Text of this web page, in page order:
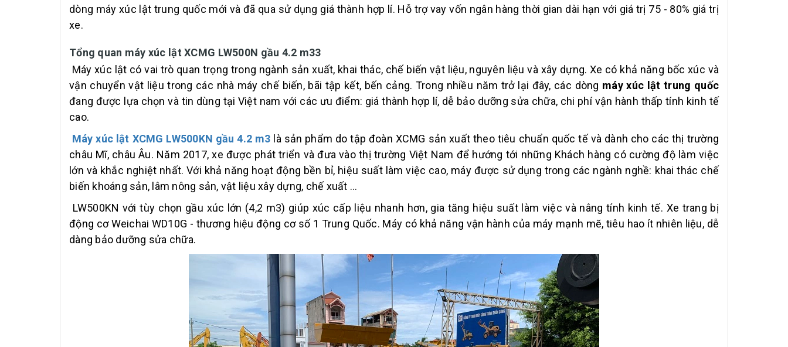
dòng máy xúc lật trung quốc mới và đã qua sử dụng giá thành hợp lí. Hỗ trợ vay vốn ngân hàng thời gian dài hạn với giá trị 75 - 80% giá trị
xe.
Tổng quan máy xúc lật XCMG LW500N gầu 4.2 m33
Máy xúc lật có vai trò quan trọng trong ngành sản xuất, khai thác, chế biến vật liệu, nguyên liệu và xây dựng. Xe có khả năng bốc xúc và
vận chuyển vật liệu trong các nhà máy chế biến, bãi tập kết, bến cảng. Trong nhiều năm trở lại đây, các dòng máy xúc lật trung quốc
đang được lựa chọn và tin dùng tại Việt nam với các ưu điểm: giá thành hợp lí, dễ bảo dưỡng sửa chữa, chi phí vận hành thấp tính kinh tế
cao.
Máy xúc lật XCMG LW500KN gầu 4.2 m3 là sản phẩm do tập đoàn XCMG sản xuất theo tiêu chuẩn quốc tế và dành cho các thị trường
châu Mĩ, châu Âu. Năm 2017, xe được phát triển và đưa vào thị trường Việt Nam để hướng tới những Khách hàng có cường độ làm việc
lớn và khắc nghiệt nhất. Với khả năng hoạt động bền bỉ, hiệu suất làm việc cao, máy được sử dụng trong các ngành nghề: khai thác chế
biến khoáng sản, lâm nông sản, vật liệu xây dựng, chế xuất ...
LW500KN với tùy chọn gầu xúc lớn (4,2 m3) giúp xúc cấp liệu nhanh hơn, gia tăng hiệu suất làm việc và nâng tính kinh tế. Xe trang bị
động cơ Weichai WD10G - thương hiệu động cơ số 1 Trung Quốc. Máy có khả năng vận hành của máy mạnh mẽ, tiêu hao ít nhiên liệu, dễ
dàng bảo dưỡng sửa chữa.